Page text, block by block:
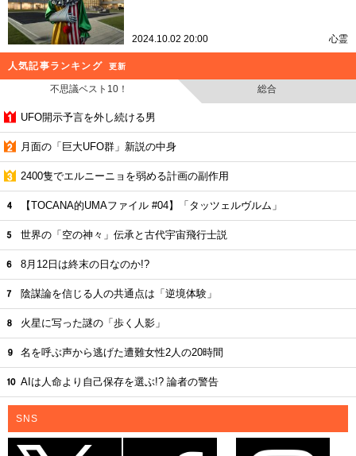
2024.10.02 20:00 心霊
人気記事ランキング 更新
不思議ベスト10！ 総合
UFO開示予言を外し続ける男
月面の「巨大UFO群」新説の中身
2400隻でエルニーニョを弱める計画の副作用
【TOCANA的UMAファイル #04】「タッツェルヴルム」
世界の「空の神々」伝承と古代宇宙飛行士説
8月12日は終末の日なのか!?
陰謀論を信じる人の共通点は「逆境体験」
火星に写った謎の「歩く人影」
名を呼ぶ声から逃げた遭難女性2人の20時間
AIは人命より自己保存を選ぶ!? 論者の警告
SNS